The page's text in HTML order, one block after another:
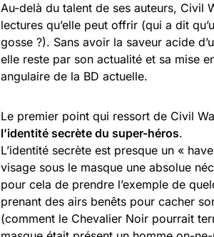
Au-delà du talent de ses auteurs, Civil
lectures qu’elle peut offrir (qui a dit
gosse ?). Sans avoir la saveur acide
elle reste par son actualité et sa mise
angulaire de la BD actuelle.
Le premier point qui ressort de Civil
l’identité secrète du super-héros.
L’identité secrète est presque un «
visage sous le masque une absolue
pour cela de prendre l’exemple de
prenant des airs benêts pour cacher
(comment le Chevalier Noir pourrait